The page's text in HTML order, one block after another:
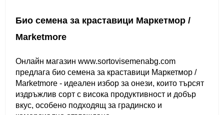
Био семена за краставици Маркетмор /
Marketmore
Онлайн магазин www.sortovisemenabg.com
предлага био семена за краставици Маркетмор /
Marketmore - идеален избор за онези, които търсят
издръжлив сорт с висока продуктивност и добър
вкус, особено подходящ за градинско и